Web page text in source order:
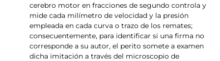
cerebro motor en fracciones de segundo controla y
mide cada milímetro de velocidad y la presión
empleada en cada curva o trazo de los remates;
consecuentemente, para identificar si una firma no
corresponde a su autor, el perito somete a examen
dicha imitación a través del microscopio de